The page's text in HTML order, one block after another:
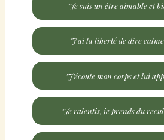
"Je suis un être aimable et
"J'ai la liberté de dire
"J'écoute mon corps et lui
"Je ralentis, je prends du